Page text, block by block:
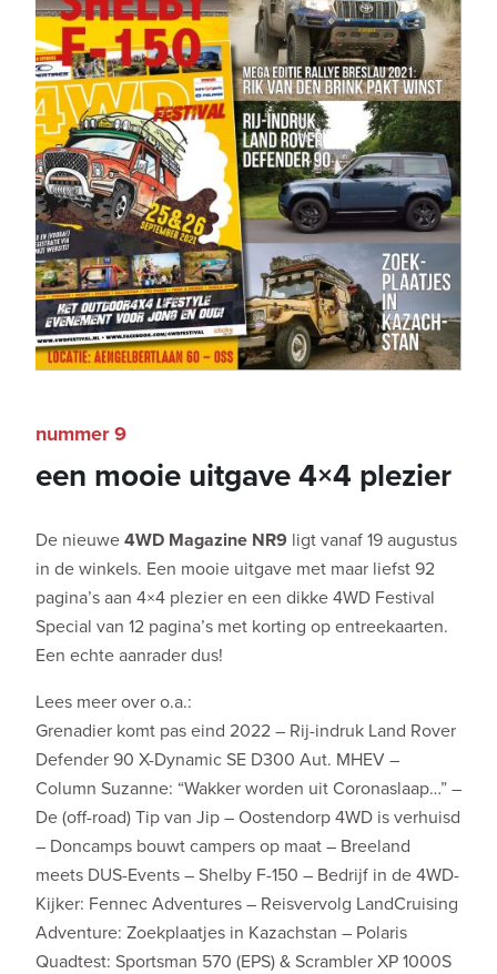
een mooie uitgave 4×4 plezier
nummer 9
De nieuwe 4WD Magazine NR9 ligt vanaf 19 augustus
in de winkels. Een mooie uitgave met maar liefst 92
pagina’s aan 4×4 plezier en een dikke 4WD Festival
Special van 12 pagina’s met korting op entreekaarten.
Een echte aanrader dus!
Lees meer over o.a.:
Grenadier komt pas eind 2022 – Rij-indruk Land Rover
Defender 90 X-Dynamic SE D300 Aut. MHEV –
Column Suzanne: “Wakker worden uit Coronaslaap…” –
De (off-road) Tip van Jip – Oostendorp 4WD is verhuisd
– Doncamps bouwt campers op maat – Breeland
meets DUS-Events – Shelby F-150 – Bedrijf in de 4WD-
Kijker: Fennec Adventures – Reisvervolg LandCruising
Adventure: Zoekplaatjes in Kazachstan – Polaris
Quadtest: Sportsman 570 (EPS) & Scrambler XP 1000S